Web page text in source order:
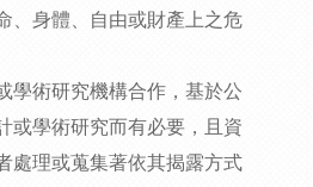
、身體、自由或財產上之危
學術研究機構合作，基於公
或學術研究而有必要，且資
處理或蒐集著依其揭露方式